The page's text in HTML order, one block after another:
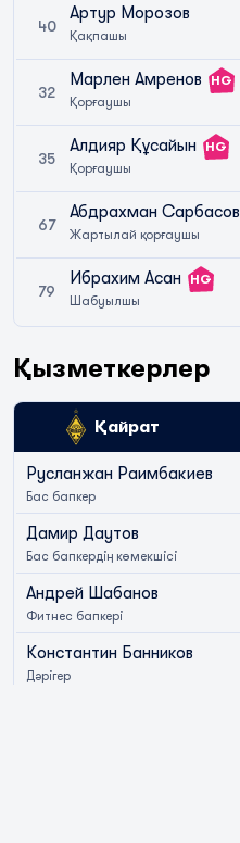
40
Артур Морозов
Қақпашы
32
Марлен Амренов
Қорғаушы
HG
35
Алдияр Құсайын
Қорғаушы
HG
67
Абдрахман Сарбасов
Жартылай қорғаушы
79
Ибрахим Асан
Шабуылшы
HG
Қызметкерлер
Қайрат
Русланжан Раимбакиев
Бас бапкер
Дамир Даутов
Бас бапкердің көмекшісі
Андрей Шабанов
Фитнес бапкері
Константин Банников
Дәрігер